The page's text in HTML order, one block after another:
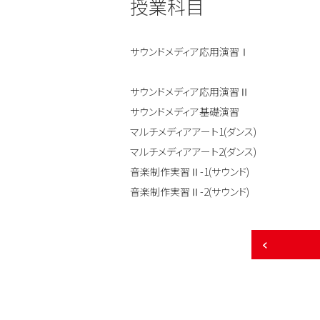
授業科目
サウンドメディア応用演習Ⅰ
サウンドメディア応用演習Ⅱ
サウンドメディア基礎演習
マルチメディアアート1(ダンス)
マルチメディアアート2(ダンス)
音楽制作実習Ⅱ-1(サウンド)
音楽制作実習Ⅱ-2(サウンド)